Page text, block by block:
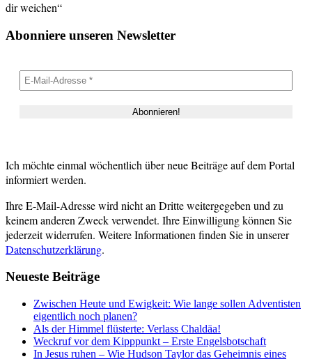
dir weichen“
Abonniere unseren Newsletter
Ich möchte einmal wöchentlich über neue Beiträge auf dem Portal
informiert werden.
Ihre E-Mail-Adresse wird nicht an Dritte weitergegeben und zu
keinem anderen Zweck verwendet. Ihre Einwilligung können Sie
jederzeit widerrufen. Weitere Informationen finden Sie in unserer
Datenschutzerklärung.
Neueste Beiträge
Zwischen Heute und Ewigkeit: Wie lange sollen Adventisten
eigentlich noch planen?
Als der Himmel flüsterte: Verlass Chaldäa!
Weckruf vor dem Kipppunkt – Erste Engelsbotschaft
In Jesus ruhen – Wie Hudson Taylor das Geheimnis eines